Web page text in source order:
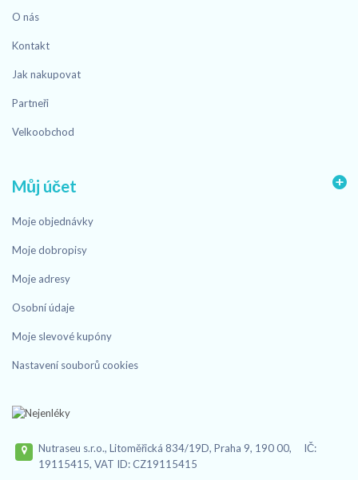
O nás
Kontakt
Jak nakupovat
Partneři
Velkoobchod
Můj účet
Moje objednávky
Moje dobropisy
Moje adresy
Osobní údaje
Moje slevové kupóny
Nastavení souborů cookies
Nutraseu s.r.o., Litoměřická 834/19D, Praha 9, 190 00, IČ:
19115415, VAT ID: CZ19115415